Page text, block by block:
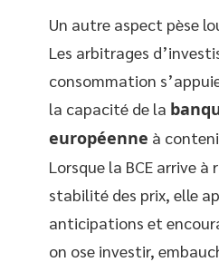
Un autre aspect pèse
Les arbitrages
consommation
la capacité de la
européenne à
Lorsque la BCE arrive à
stabilité des prix, elle
anticipations et
on ose investir,